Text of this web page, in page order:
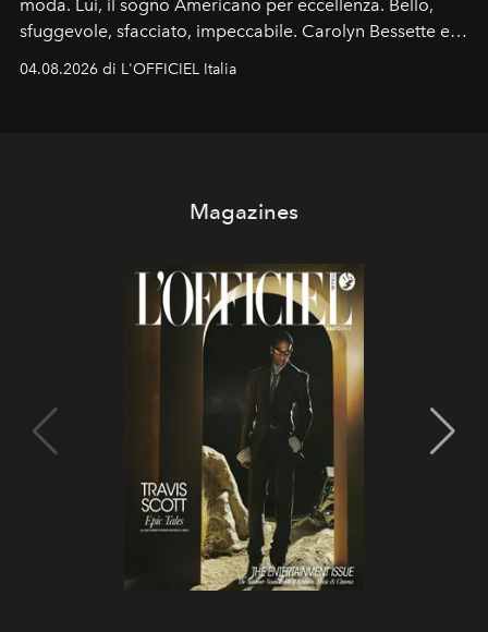
moda. Lui, il sogno Americano per eccellenza. Bello,
sfuggevole, sfacciato, impeccabile. Carolyn Bessette e
John John Kennedy sono i protagonisti della storia
04.08.2026 di L'OFFICIEL Italia
Magazines